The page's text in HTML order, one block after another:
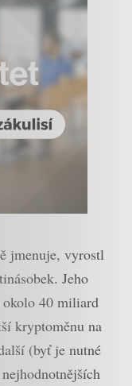
jmenuje, vyrostl
Jeho
40 miliard
kryptoměnu na
(byť je nutné